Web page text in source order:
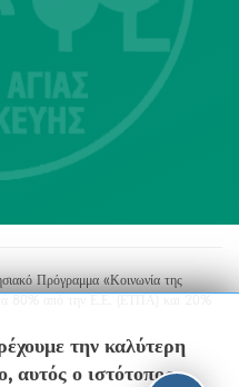
Πρόγραμμα «Κοινωνία της
την καλύτερη
αυτός ο ιστότοπος